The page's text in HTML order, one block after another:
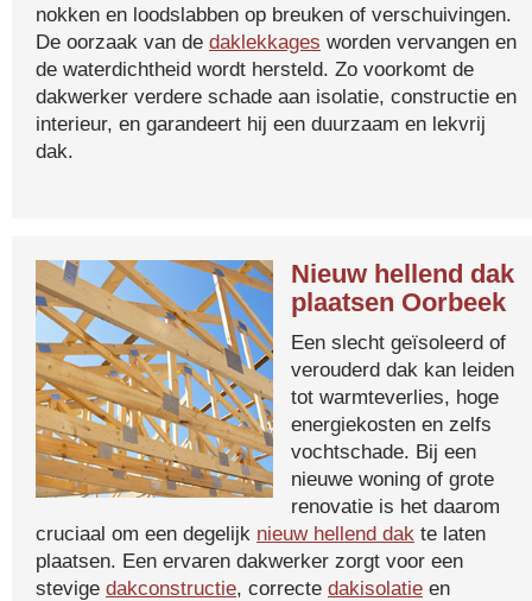
nokken en loodslabben op breuken of verschuivingen.
De oorzaak van de daklekkages worden vervangen en
de waterdichtheid wordt hersteld. Zo voorkomt de
dakwerker verdere schade aan isolatie, constructie en
interieur, en garandeert hij een duurzaam en lekvrij
dak.
Nieuw hellend dak
plaatsen Oorbeek
Een slecht geïsoleerd of
verouderd dak kan leiden
tot warmteverlies, hoge
energiekosten en zelfs
vochtschade. Bij een
nieuwe woning of grote
renovatie is het daarom
cruciaal om een degelijk nieuw hellend dak te laten
plaatsen. Een ervaren dakwerker zorgt voor een
stevige dakconstructie, correcte dakisolatie en